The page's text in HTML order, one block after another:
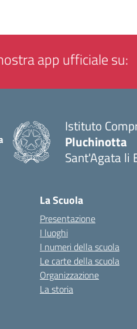
app ufficiale su:
Istituto
Pluchinotta
Sant'Agata li
La Scuola
Presentazione
I luoghi
I numeri della scuola
Le carte della scuola
Organizzazione
La storia